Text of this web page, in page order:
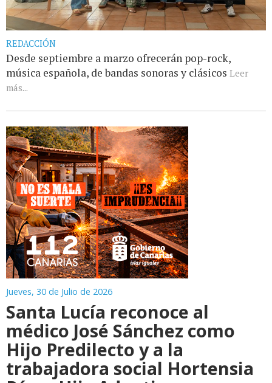
REDACCIÓN
Desde septiembre a marzo ofrecerán pop-rock,
música española, de bandas sonoras y clásicos Leer
más...
Jueves, 30 de Julio de 2026
Santa Lucía reconoce al
médico José Sánchez como
Hijo Predilecto y a la
trabajadora social Hortensia